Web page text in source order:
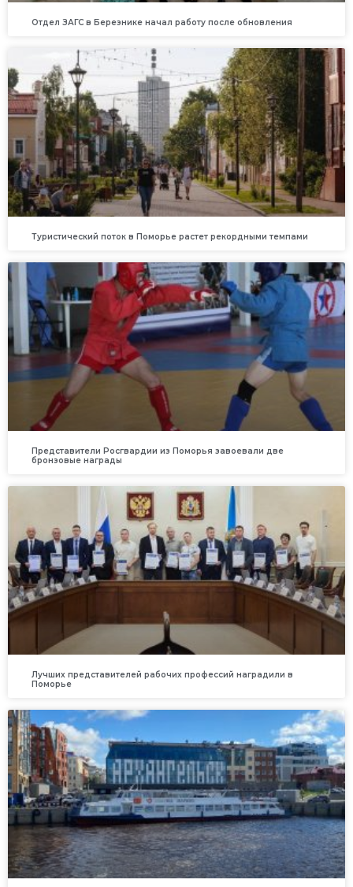
Отдел ЗАГС в Березнике начал работу после обновления
Туристический поток в Поморье растет рекордными темпами
Представители Росгвардии из Поморья завоевали две
бронзовые награды
Лучших представителей рабочих профессий наградили в
Поморье